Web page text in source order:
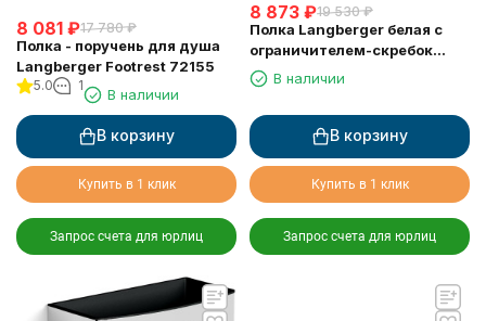
8 081 ₽17 780 ₽
Полка - поручень для душа
Langberger Footrest 72155
5.0 1
В наличии
В корзину
Купить в 1 клик
Запрос счета для юрлиц
8 873 ₽19 530 ₽
Полка Langberger белая с
ограничителем-скребок
73351-WH
В наличии
В корзину
Купить в 1 клик
Запрос счета для юрлиц